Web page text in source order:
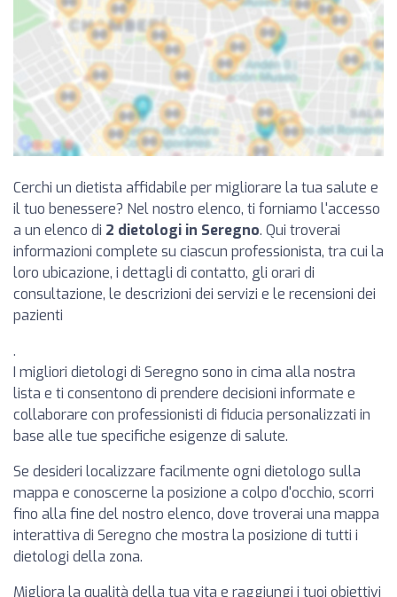
Cerchi un dietista affidabile per migliorare la tua salute e
il tuo benessere? Nel nostro elenco, ti forniamo l'accesso
a un elenco di 2 dietologi in Seregno. Qui troverai
informazioni complete su ciascun professionista, tra cui la
loro ubicazione, i dettagli di contatto, gli orari di
consultazione, le descrizioni dei servizi e le recensioni dei
pazienti
.
I migliori dietologi di Seregno sono in cima alla nostra
lista e ti consentono di prendere decisioni informate e
collaborare con professionisti di fiducia personalizzati in
base alle tue specifiche esigenze di salute.
Se desideri localizzare facilmente ogni dietologo sulla
mappa e conoscerne la posizione a colpo d'occhio, scorri
fino alla fine del nostro elenco, dove troverai una mappa
interattiva di Seregno che mostra la posizione di tutti i
dietologi della zona.
Migliora la qualità della tua vita e raggiungi i tuoi obiettivi